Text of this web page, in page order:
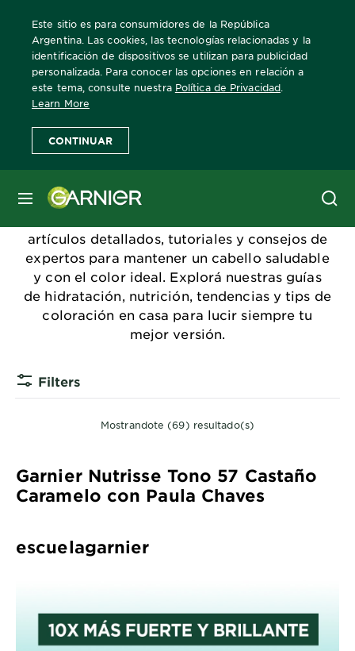
Este sitio es para consumidores de la República
Argentina. Las cookies, las tecnologías relacionadas y la
identificación de dispositivos se utilizan para publicidad
personalizada. Para conocer las opciones en relación a
este tema, consulte nuestra Política de Privacidad
Learn More
CONTINUAR
MENÚ
Home escuelagarnier
Escuela Garnier
para aprender todo sobre el cuidado y
artículos detallados, tutoriales y consejos de
expertos para mantener un cabello saludable
y con el color ideal. Explorá nuestras guías
de hidratación, nutrición, tendencias y tips de
coloración en casa para lucir siempre tu
mejor versión.
Filters
Mostrandote (69) resultado(s)
Garnier Nutrisse Tono 57 Castaño
Caramelo con Paula Chaves
escuelagarnier